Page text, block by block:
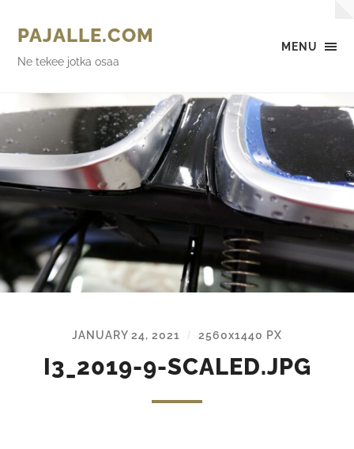
MENU
PAJALLE.COM
Ne tekee jotka osaa
JANUARY 24, 2021 / 2560x1440 PX
I3_2019-9-SCALED.JPG